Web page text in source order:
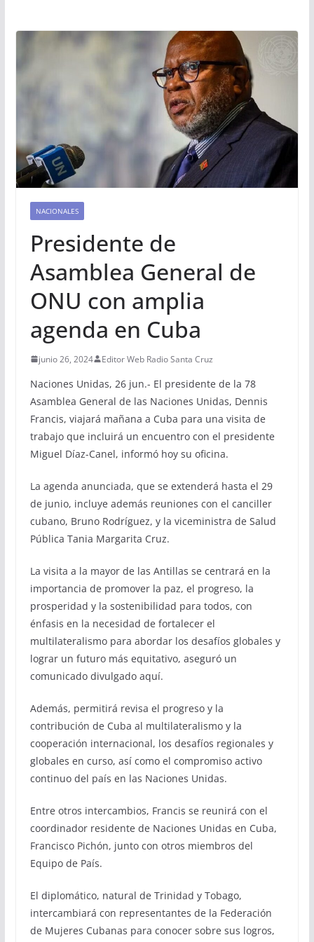
NACIONALES
Presidente de
Asamblea General de
ONU con amplia
agenda en Cuba
junio 26, 2024 Editor Web Radio Santa Cruz
Naciones Unidas, 26 jun.- El presidente de la 78
Asamblea General de las Naciones Unidas, Dennis
Francis, viajará mañana a Cuba para una visita de
trabajo que incluirá un encuentro con el presidente
Miguel Díaz-Canel, informó hoy su oficina.
La agenda anunciada, que se extenderá hasta el 29
de junio, incluye además reuniones con el canciller
cubano, Bruno Rodríguez, y la viceministra de Salud
Pública Tania Margarita Cruz.
La visita a la mayor de las Antillas se centrará en la
importancia de promover la paz, el progreso, la
prosperidad y la sostenibilidad para todos, con
énfasis en la necesidad de fortalecer el
multilateralismo para abordar los desafíos globales y
lograr un futuro más equitativo, aseguró un
comunicado divulgado aquí.
Además, permitirá revisa el progreso y la
contribución de Cuba al multilateralismo y la
cooperación internacional, los desafíos regionales y
globales en curso, así como el compromiso activo
continuo del país en las Naciones Unidas.
Entre otros intercambios, Francis se reunirá con el
coordinador residente de Naciones Unidas en Cuba,
Francisco Pichón, junto con otros miembros del
Equipo de País.
El diplomático, natural de Trinidad y Tobago,
intercambiará con representantes de la Federación
de Mujeres Cubanas para conocer sobre sus logros,